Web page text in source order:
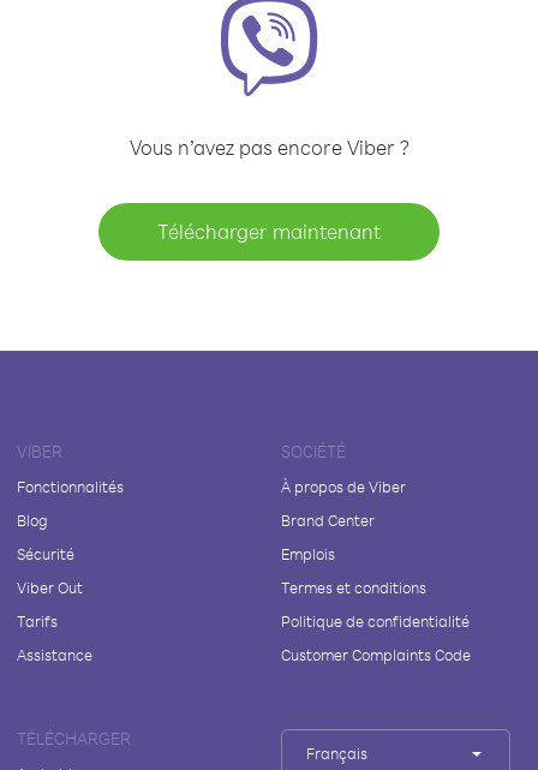
Vous n’avez pas encore Viber ?
Télécharger maintenant
VIBER
Fonctionnalités
Blog
Sécurité
Viber Out
Tarifs
Assistance
SOCIÉTÉ
À propos de Viber
Brand Center
Emplois
Termes et conditions
Politique de confidentialité
Customer Complaints Code
TÉLÉCHARGER
Français